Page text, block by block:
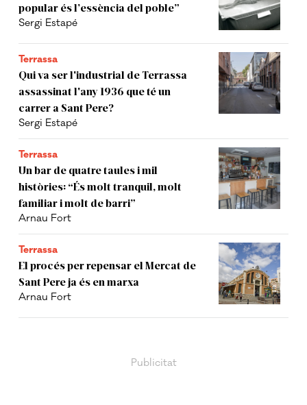
popular és l’essència del poble”
Sergi Estapé
Terrassa
Qui va ser l'industrial de Terrassa
assassinat l'any 1936 que té un
carrer a Sant Pere?
Sergi Estapé
Terrassa
Un bar de quatre taules i mil
històries: “És molt tranquil, molt
familiar i molt de barri”
Arnau Fort
Terrassa
El procés per repensar el Mercat de
Sant Pere ja és en marxa
Arnau Fort